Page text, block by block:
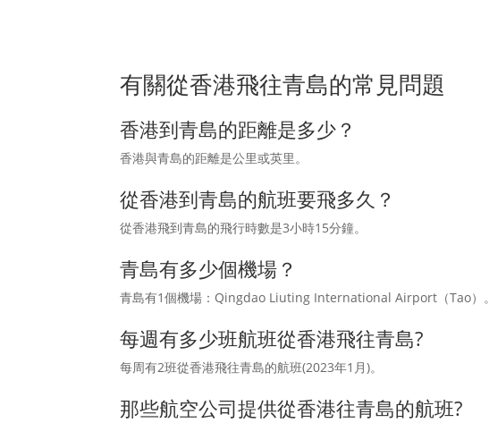
有關從香港飛往青島的常見問題
香港到青島的距離是多少？
香港與青島的距離是公里或英里。
從香港到青島的航班要飛多久？
從香港飛到青島的飛行時數是3小時15分鐘。
青島有多少個機場？
青島有1個機場：Qingdao Liuting International Airport（Tao）。
每週有多少班航班從香港飛往青島?
每周有2班從香港飛往青島的航班(2023年1月)。
那些航空公司提供從香港往青島的航班?